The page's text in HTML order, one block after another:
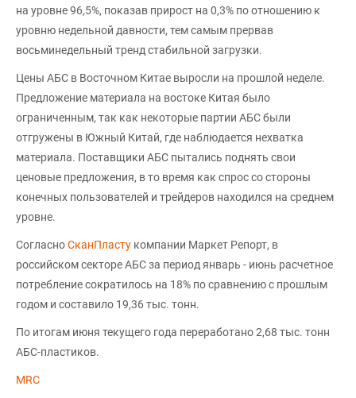
на уровне 96,5%, показав прирост на 0,3% по отношению к
уровню недельной давности, тем самым прервав
восьминедельный тренд стабильной загрузки.
Цены АБС в Восточном Китае выросли на прошлой неделе.
Предложение материала на востоке Китая было
ограниченным, так как некоторые партии АБС были
отгружены в Южный Китай, где наблюдается нехватка
материала. Поставщики АБС пытались поднять свои
ценовые предложения, в то время как спрос со стороны
конечных пользователей и трейдеров находился на среднем
уровне.
СогласноСканПласту компании Маркет Репорт, в
российском секторе АБС за период январь - июнь расчетное
потребление сократилось на 18% по сравнению с прошлым
годом и составило 19,36 тыс. тонн.
По итогам июня текущего года переработано 2,68 тыс. тонн
АБС-пластиков.
MRC